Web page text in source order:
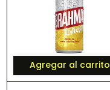
Agregar al carrito